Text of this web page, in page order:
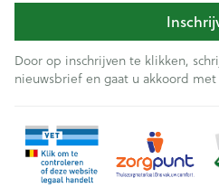
Door op inschrijven te klikken,
nieuwsbrief en gaat u akkoord met